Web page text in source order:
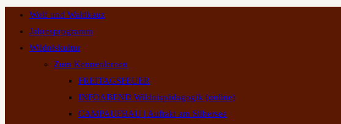
Wolf und Waldkauz
Jahresprogramm
Wildniskultur
Zum Kennenlernen
FREITAGSFEUER
INFOABEND Wildnispädagogik (online)
CAMPAUFBAU | Auftakt am Silbersee